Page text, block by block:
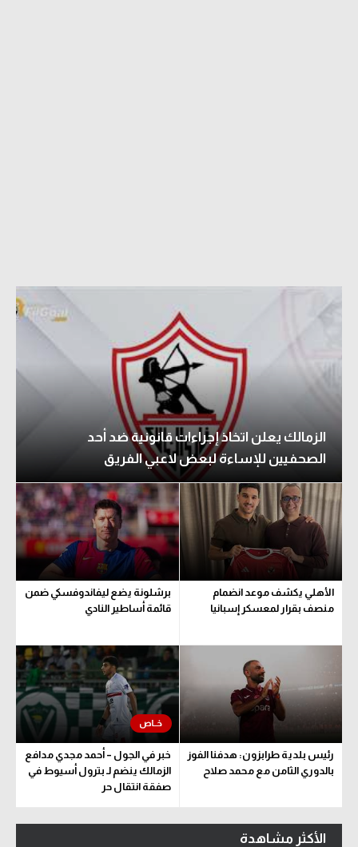
الزمالك يعلن اتخاذ إجراءات قانونية ضد أحد
الصحفيين للإساءة لبعض لاعبي الفريق
الأهلي يكشف موعد انضمام
منصف بقرار لمعسكر إسبانيا
برشلونة يضع ليفاندوفسكي ضمن
قائمة أساطير النادي
رئيس بلدية طرابزون: هدفنا الفوز
بالدوري الثامن مع محمد صلاح
خبر في الجول – أحمد مجدي مدافع
الزمالك ينضم لـ بترول أسيوط في
صفقة انتقال حر
الأكثر مشاهدة